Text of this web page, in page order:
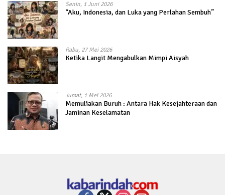
Senin, 1 Juni 2026
“Aku, Indonesia, dan Luka yang Perlahan Sembuh”
Rabu, 27 Mei 2026
Ketika Langit Mengabulkan Mimpi Aisyah
Jumat, 1 Mei 2026
Memuliakan Buruh : Antara Hak Kesejahteraan dan
Jaminan Keselamatan